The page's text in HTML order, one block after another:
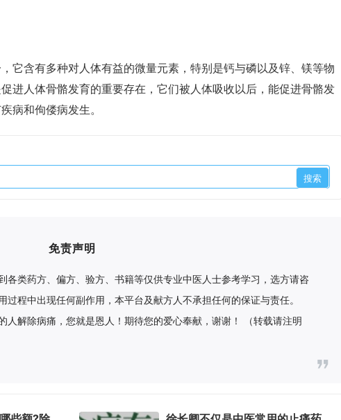
含有多种对人体有益的微量元素，特别是钙与磷以及锌、镁等物
进人体骨骼发育的重要存在，它们被人体吸收以后，能促进骨骼发
病和佝偻病发生。
免责声明
各类药方、偏方、验方、书籍等仅供专业中医人士参考学习，选方请咨
程中出现任何副作用，本平台及献方人不承担任何的保证与责任。
人解除病痛，您就是恩人！期待您的爱心奉献，谢谢！ （转载请注明